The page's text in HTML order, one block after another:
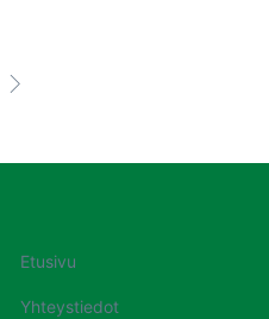
Etusivu
Yhteystiedot